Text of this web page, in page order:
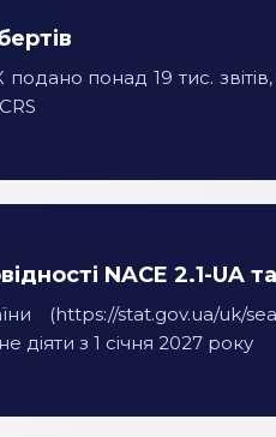
подано понад 19 тис.
NACE 2.1-UA
(https://stat.gov.ua/uk/
діяти з 1 січня 2027 року